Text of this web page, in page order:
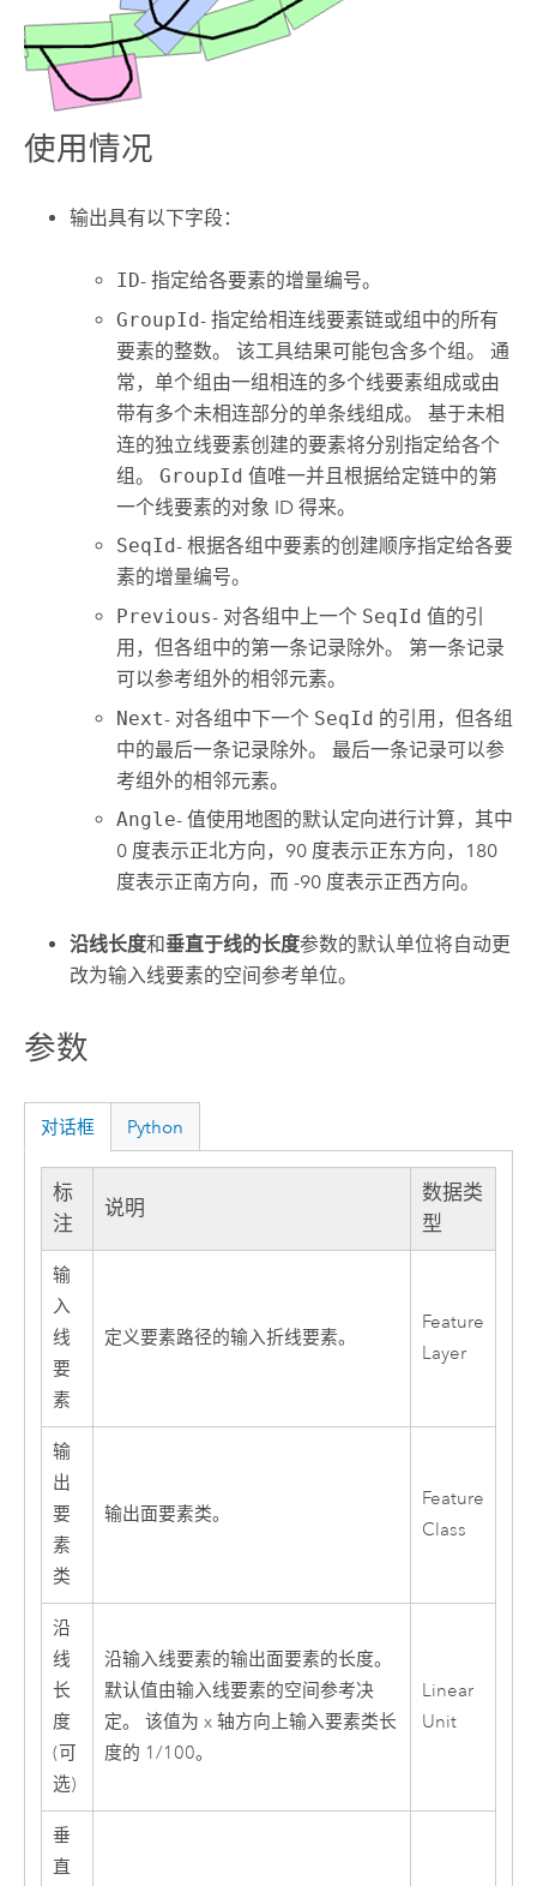
使用情况
输出具有以下字段：
ID- 指定给各要素的增量编号。
GroupId- 指定给相连线要素链或组中的所有
要素的整数。 该工具结果可能包含多个组。 通
常，单个组由一组相连的多个线要素组成或由
带有多个未相连部分的单条线组成。 基于未相
连的独立线要素创建的要素将分别指定给各个
组。GroupId 值唯一并且根据给定链中的第
一个线要素的对象 ID 得来。
SeqId- 根据各组中要素的创建顺序指定给各要
素的增量编号。
Previous- 对各组中上一个 SeqId 值的引
用，但各组中的第一条记录除外。 第一条记录
可以参考组外的相邻元素。
Next- 对各组中下一个 SeqId 的引用，但各组
中的最后一条记录除外。 最后一条记录可以参
考组外的相邻元素。
Angle- 值使用地图的默认定向进行计算，其中
0 度表示正北方向，90 度表示正东方向，180
度表示正南方向，而 -90 度表示正西方向。
沿线长度和垂直于线的长度参数的默认单位将自动更
改为输入线要素的空间参考单位。
参数
对话框 Python
标
注
说明
数据类
型
输
入
线
要
素
定义要素路径的输入折线要素。
Feature
Layer
输
出
要
素
类
输出面要素类。
Feature
Class
沿
线
长
度
(可
选)
沿输入线要素的输出面要素的长度。
默认值由输入线要素的空间参考决
定。 该值为 x 轴方向上输入要素类长
度的 1/100。
Linear
Unit
垂
直